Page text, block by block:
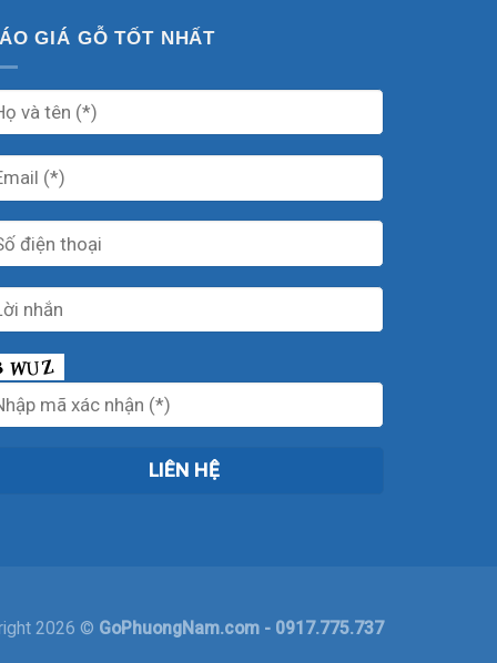
GIÁ GỖ TỐT NHẤT
2026 © GoPhuongNam.com - 0917.775.737